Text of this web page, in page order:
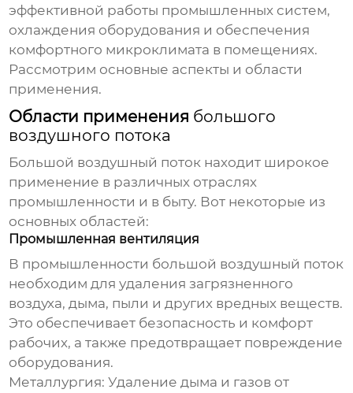
эффективной работы промышленных систем,
охлаждения оборудования и обеспечения
комфортного микроклимата в помещениях.
Рассмотрим основные аспекты и области
применения.
Области применения большого
воздушного потока
Большой воздушный поток находит широкое
применение в различных отраслях
промышленности и в быту. Вот некоторые из
основных областей:
Промышленная вентиляция
В промышленности большой воздушный поток
необходим для удаления загрязненного
воздуха, дыма, пыли и других вредных веществ.
Это обеспечивает безопасность и комфорт
рабочих, а также предотвращает повреждение
оборудования.
Металлургия: Удаление дыма и газов от